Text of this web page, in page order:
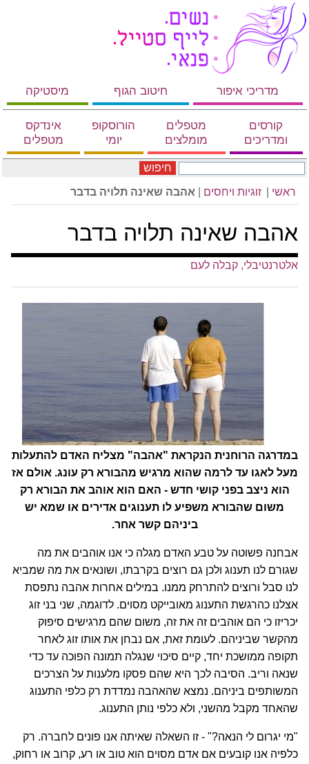
מדריכי איפור חיטוב הגוף מיסטיקה
קורסים
ומדריכים
מטפלים
מומלצים
הורוסקופ
יומי
אינדקס
מטפלים
חיפוש
ראשי זוגיות ויחסים אהבה שאינה תלויה בדבר
אהבה שאינה תלויה בדבר
אלטרנטיבלי, קבלה לעם
במדרגה הרוחנית הנקראת "אהבה" מצליח האדם להתעלות
מעל לאגו עד לרמה שהוא מרגיש מהבורא רק עונג. אולם אז
הוא ניצב בפני קושי חדש - האם הוא אוהב את הבורא רק
משום שהבורא משפיע לו תענוגים אדירים או שמא יש
ביניהם קשר אחר.
אבחנה פשוטה על טבע האדם מגלה כי אנו אוהבים את מה
שגורם לנו תענוג ולכן גם רוצים בקרבתו, ושונאים את מה שמביא
לנו סבל ורוצים להתרחק ממנו. במילים אחרות אהבה נתפסת
אצלנו כהרגשת התענוג מאובייקט מסוים. לדוגמה, שני בני זוג
יכריזו כי הם אוהבים זה את זה, משום שהם מרגישים סיפוק
מהקשר שביניהם. לעומת זאת, אם נבחן את אותו זוג לאחר
תקופה ממושכת יחד, קיים סיכוי שנגלה תמונה הפוכה עד כדי
שנאה וריב. הסיבה לכך היא שהם פסקו מלענות על הצרכים
המשותפים ביניהם. נמצא שהאהבה נמדדת רק כלפי התענוג
שהאחד מקבל מהשני, ולא כלפי נותן התענוג.
"מי יגרום לי הנאה?" - זו השאלה שאיתה אנו פונים לחברה. רק
כלפיה אנו קובעים אם אדם מסוים הוא טוב או רע, קרוב או רחוק,